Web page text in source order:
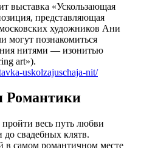
выставка «Ускользающая
представляющая
художников Ани
могут познакомиться
нитями — изонитью
art»).
uskolzajuschaja-nit/
Романтики
весь путь любви
до свадебных клятв.
в самом романтичном месте